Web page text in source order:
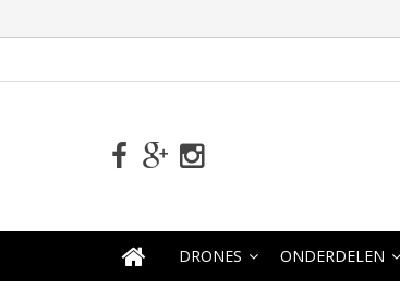
DRONES ONDERDELEN